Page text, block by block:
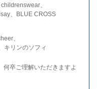
、
、BLUE CROSS
、
キリンのソフィ
何卒ご理解いただきますよ